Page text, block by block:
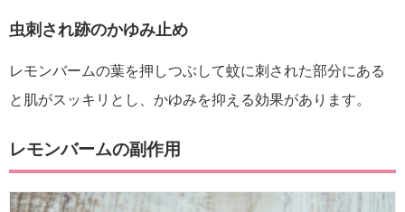
虫刺され跡のかゆみ止め
レモンバームの葉を押しつぶして蚊に刺された部分にある
と肌がスッキリとし、かゆみを抑える効果があります。
レモンバームの副作用